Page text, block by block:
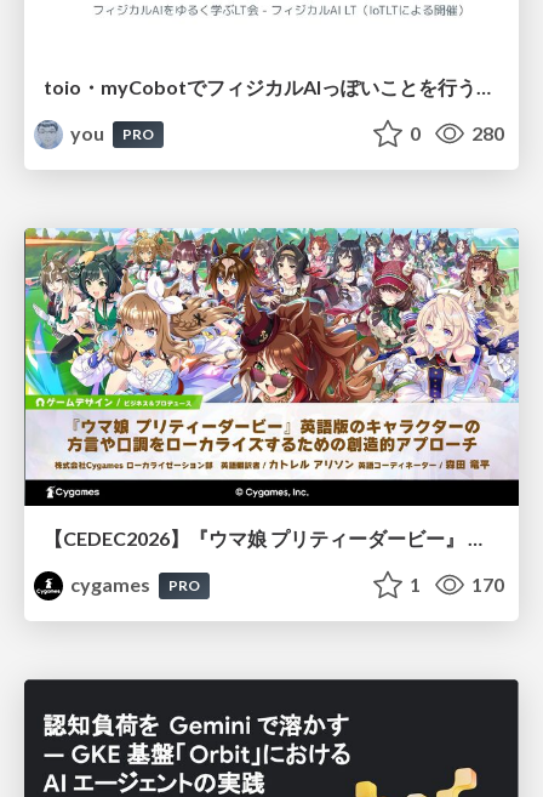
you
PRO 0 280
【CEDEC2026】『ウマ娘 プリティーダービー』 英語版のキャラクターの方言や口調をローカライズするための創造的アプローチ
cygames
PRO 1 170